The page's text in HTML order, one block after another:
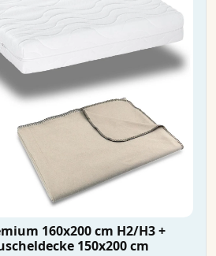
160x200 cm H2/H3 +
150x200 cm